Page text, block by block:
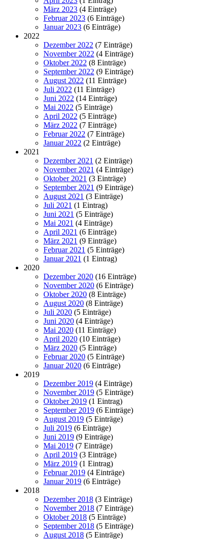
März 2023 (4 Einträge)
Februar 2023 (6 Einträge)
Januar 2023 (6 Einträge)
2022
Dezember 2022 (7 Einträge)
November 2022 (4 Einträge)
Oktober 2022 (8 Einträge)
September 2022 (9 Einträge)
August 2022 (11 Einträge)
Juli 2022 (11 Einträge)
Juni 2022 (14 Einträge)
Mai 2022 (5 Einträge)
April 2022 (5 Einträge)
März 2022 (7 Einträge)
Februar 2022 (7 Einträge)
Januar 2022 (2 Einträge)
2021
Dezember 2021 (2 Einträge)
November 2021 (4 Einträge)
Oktober 2021 (3 Einträge)
September 2021 (9 Einträge)
August 2021 (3 Einträge)
Juli 2021 (1 Eintrag)
Juni 2021 (5 Einträge)
Mai 2021 (4 Einträge)
April 2021 (6 Einträge)
März 2021 (9 Einträge)
Februar 2021 (5 Einträge)
Januar 2021 (1 Eintrag)
2020
Dezember 2020 (16 Einträge)
November 2020 (6 Einträge)
Oktober 2020 (8 Einträge)
August 2020 (8 Einträge)
Juli 2020 (5 Einträge)
Juni 2020 (4 Einträge)
Mai 2020 (11 Einträge)
April 2020 (10 Einträge)
März 2020 (5 Einträge)
Februar 2020 (5 Einträge)
Januar 2020 (6 Einträge)
2019
Dezember 2019 (4 Einträge)
November 2019 (5 Einträge)
Oktober 2019 (1 Eintrag)
September 2019 (6 Einträge)
August 2019 (5 Einträge)
Juli 2019 (6 Einträge)
Juni 2019 (9 Einträge)
Mai 2019 (7 Einträge)
April 2019 (3 Einträge)
März 2019 (1 Eintrag)
Februar 2019 (4 Einträge)
Januar 2019 (6 Einträge)
2018
Dezember 2018 (3 Einträge)
November 2018 (7 Einträge)
Oktober 2018 (5 Einträge)
September 2018 (5 Einträge)
August 2018 (5 Einträge)